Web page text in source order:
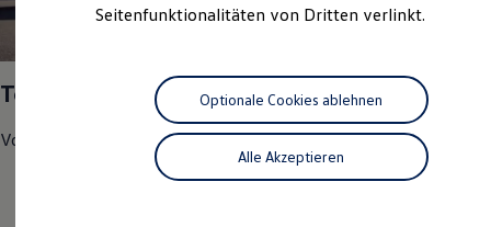
Unser Ansatz
Reichweitensimulator
Ladezeitensimulator
Ladelösungen für Privatkunden
Ladelösungen für Gewerbekunden
Wallbox und Ladekabel
Bidirektionales Laden
Top Service Partner 2025
Volkswagen Nutzfahrzeugehat uns in den Bereichen
Kundenzufriedenheit
Seitenfunktionalitäten von Dritten verlinkt.
Alle Akzeptieren
Optionale Cookies ablehnen